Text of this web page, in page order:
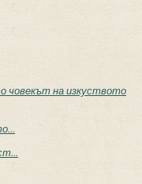
човекът на изкуството